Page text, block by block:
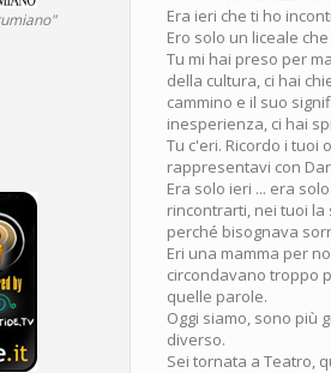
Era ieri che ti ho
Ero solo un liceale
Tu mi hai preso per
della cultura, ci hai
cammino e il suo
inesperienza, ci hai
Tu c'eri. Ricordo i tuoi
rappresentavi con
Era solo ieri ... era
rincontrarti, nei tuoi la
perché bisognava
Eri una mamma per
circondavano troppo
quelle parole.
Oggi siamo, sono più
diverso.
Sei tornata a Teatro,